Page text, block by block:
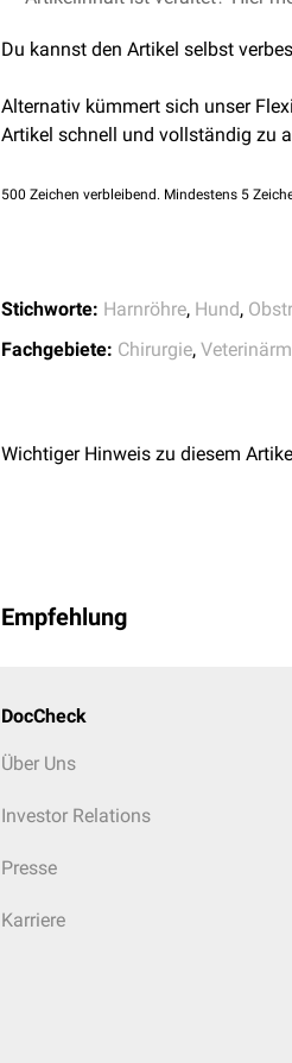
angewendet - aber auch bei
Nahtdehiszenz
Narbenstrikturen
Du kannst den Artikel selbst
Alternativ kümmert sich unser
Artikel schnell und vollständig zu
500 Zeichen verbleibend. Mindestens 5
Stichworte: Harnröhre, Hund,
Fachgebiete: Chirurgie,
Wichtiger Hinweis zu diesem
Empfehlung
DocCheck
Über Uns
Investor Relations
Presse
Karriere